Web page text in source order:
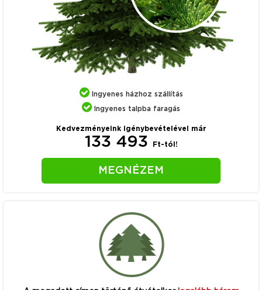
Ingyenes házhoz szállítás
Ingyenes talpba faragás
Kedvezményeink igénybevételével már
133 493 Ft-tól!
MEGNÉZEM